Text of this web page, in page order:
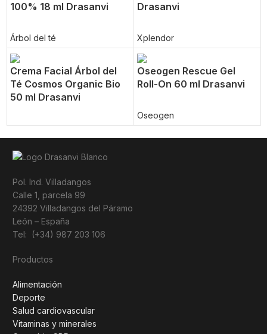
100% 18 ml Drasanvi
Árbol del té
Drasanvi
Xplendor
Crema Facial Árbol del
Té Cosmos Organic Bio
50 ml Drasanvi
Oseogen Rescue Gel
Roll-On 60 ml Drasanvi
Oseogen
Pol. Ind. Villadangos
Calle 1, parcela 99
24392 Villadangos del Páramo
León – España
Tel: (+34) 987 203 106
Productos
Alimentación
Deporte
Salud cardiovascular
Vitaminas y minerales